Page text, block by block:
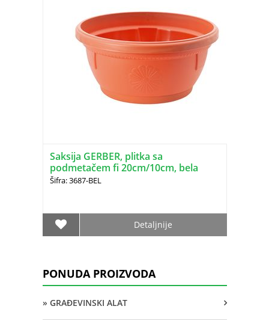
Saksija GERBER, plitka sa
podmetačem fi 20cm/10cm, bela
DRINA
Šifra: 3687-BEL
Detaljnije
PONUDA PROIZVODA
» GRAĐEVINSKI ALAT